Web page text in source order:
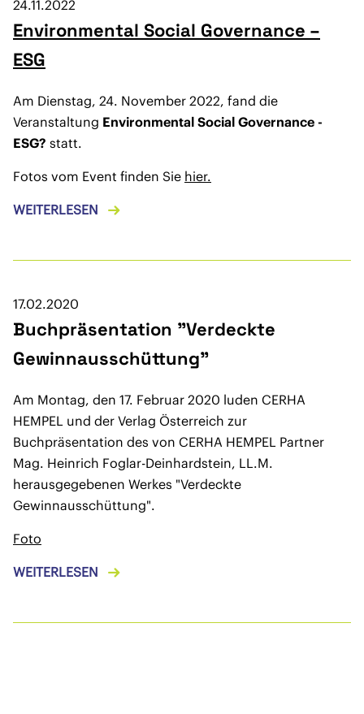
24.11.2022
Environmental Social Governance –
ESG
Am Dienstag, 24. November 2022, fand die
Veranstaltung Environmental Social Governance -
ESG? statt.
Fotos vom Event finden Sie hier.
WEITERLESEN
17.02.2020
Buchpräsentation "Verdeckte
Gewinnausschüttung"
Am Montag, den 17. Februar 2020 luden CERHA
HEMPEL und der Verlag Österreich zur
Buchpräsentation des von CERHA HEMPEL Partner
Mag. Heinrich Foglar-Deinhardstein, LL.M.
herausgegebenen Werkes "Verdeckte
Gewinnausschüttung".
Foto
WEITERLESEN